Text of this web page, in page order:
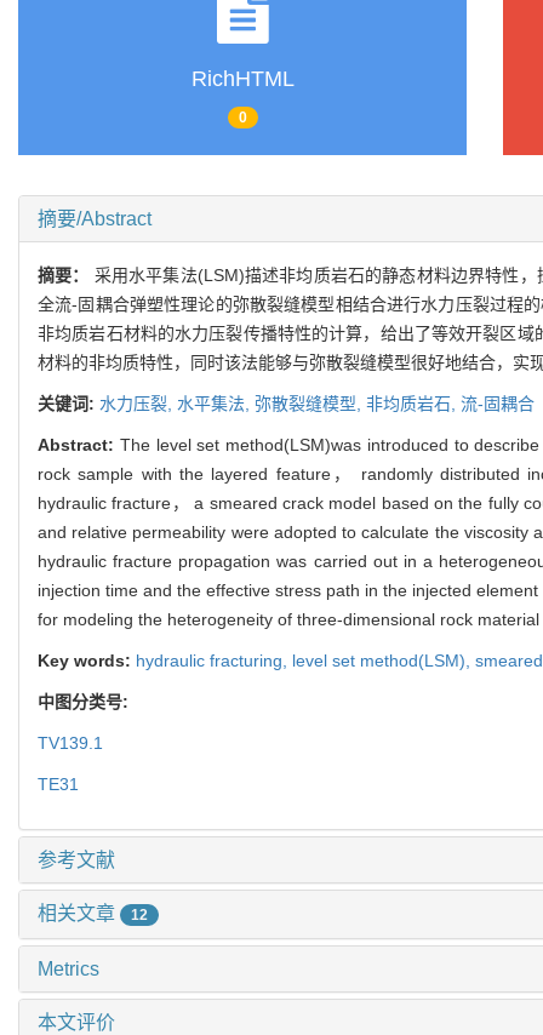
RichHTML
0
摘要/Abstract
摘要： 采用水平集法(LSM)描述非均质岩石的静态材料边界特性
全流-固耦合弹塑性理论的弥散裂缝模型相结合进行水力压裂过程
非均质岩石材料的水力压裂传播特性的计算，给出了等效开裂区
材料的非均质特性，同时该法能够与弥散裂缝模型很好地结合，实
关键词: 水力压裂, 水平集法, 弥散裂缝模型, 非均质岩石, 流-固耦合
Abstract: The level set method(LSM)was introduced to
rock sample with the layered feature， randomly distributed
hydraulic fracture， a smeared crack model based on the fully
and relative permeability were adopted to calculate the
hydraulic fracture propagation was carried out in a
injection time and the effective stress path in the injected
for modeling the heterogeneity of three-dimensional rock
Key words: hydraulic fracturing, level set method(LSM),
中图分类号:
TV139.1
TE31
参考文献
相关文章 12
Metrics
本文评价